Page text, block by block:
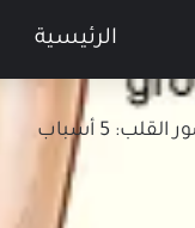
الرئيسية
5 أسباب